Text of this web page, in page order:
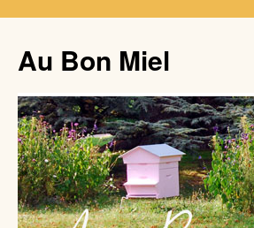
Au Bon Miel